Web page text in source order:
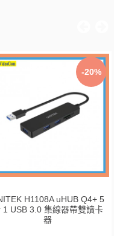
-20%
H1108A uHUB Q4+ 5
1 USB 3.0 集線器帶雙讀卡
器